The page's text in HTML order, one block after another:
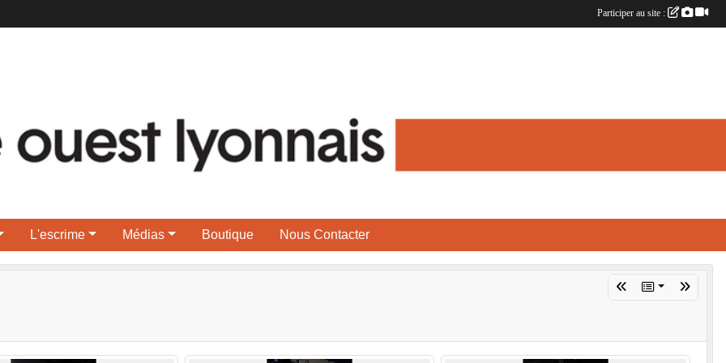
L'escrime Médias Boutique Nous Contacter
Participer au site :